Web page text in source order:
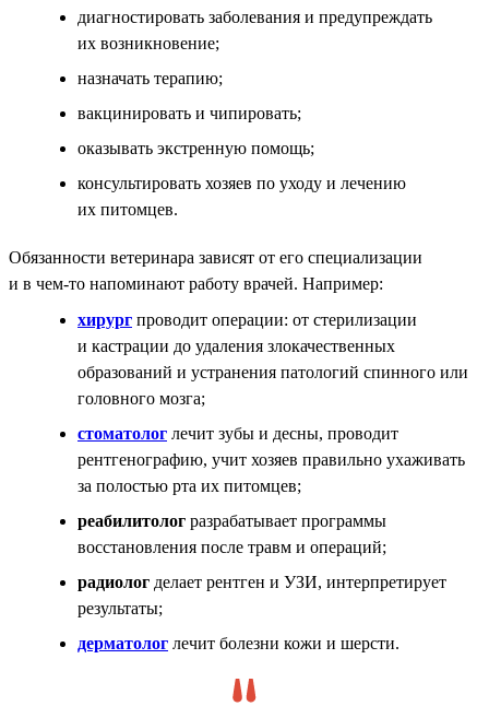
диагностировать заболевания и предупреждать
их возникновение;
назначать терапию;
вакцинировать и чипировать;
оказывать экстренную помощь;
консультировать хозяев по уходу и лечению
их питомцев.
Обязанности ветеринара зависят от его специализации
и в чем-то напоминают работу врачей. Например:
хирург проводит операции: от стерилизации
и кастрации до удаления злокачественных
образований и устранения патологий спинного или
головного мозга;
стоматолог лечит зубы и десны, проводит
рентгенографию, учит хозяев правильно ухаживать
за полостью рта их питомцев;
реабилитолог разрабатывает программы
восстановления после травм и операций;
радиолог делает рентген и УЗИ, интерпретирует
результаты;
дерматолог лечит болезни кожи и шерсти.